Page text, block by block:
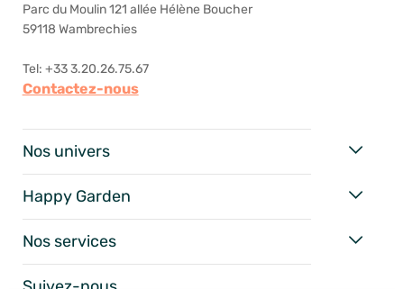
Parc du Moulin 121 allée Hélène Boucher
59118 Wambrechies
Tel: +33 3.20.26.75.67
Contactez-nous
Nos univers
Happy Garden
Nos services